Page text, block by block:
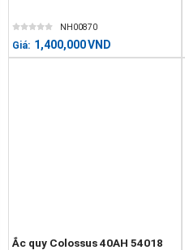
NH00870
Giá: 1,400,000VND
Ắc quy Colossus 40AH 54018